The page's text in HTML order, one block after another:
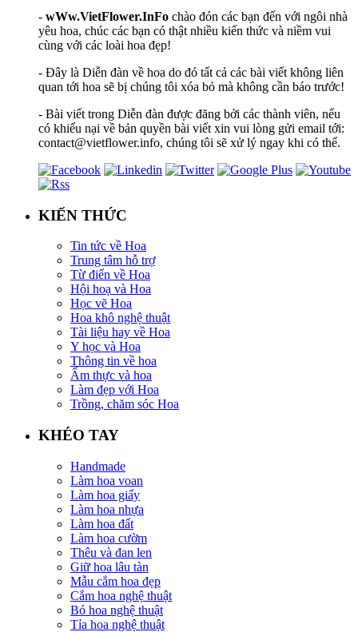
- wWw.VietFlower.InFo chào đón các bạn đến với ngôi nhà
yêu hoa, chúc các bạn có thật nhiều kiến thức và niềm vui
cùng với các loài hoa đẹp!
- Đây là Diễn đàn về hoa do đó tất cả các bài viết không liên
quan tới hoa sẽ bị chúng tôi xóa bỏ mà không cần báo trước!
- Bài viết trong Diễn đàn được đăng bởi các thành viên, nếu
có khiếu nại về bản quyền bài viết xin vui lòng gửi email tới:
contact@vietflower.info, chúng tôi sẽ xử lý ngay khi có thể.
KIẾN THỨC
Tin tức về Hoa
Trung tâm hỗ trợ
Từ điển về Hoa
Hội hoạ và Hoa
Học vẽ Hoa
Hoa khô nghệ thuật
Tài liệu hay về Hoa
Y học và Hoa
Thông tin về hoa
Ẩm thực và hoa
Làm đẹp với Hoa
Trồng, chăm sóc Hoa
KHÉO TAY
Handmade
Làm hoa voan
Làm hoa giấy
Làm hoa nhựa
Làm hoa đất
Làm hoa cườm
Thêu và đan len
Giữ hoa lâu tàn
Mẫu cắm hoa đẹp
Cắm hoa nghệ thuật
Bó hoa nghệ thuật
Tỉa hoa nghệ thuật